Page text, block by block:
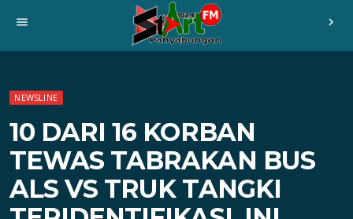
menu chevron_right
NEWSLINE
10 DARI 16 KORBAN
TEWAS TABRAKAN BUS
ALS VS TRUK TANGKI